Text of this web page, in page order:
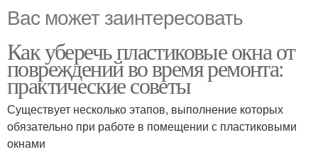
Вас может заинтересовать
Как уберечь пластиковые окна от
повреждений во время ремонта:
практические советы
Существует несколько этапов, выполнение которых
обязательно при работе в помещении с пластиковыми
окнами